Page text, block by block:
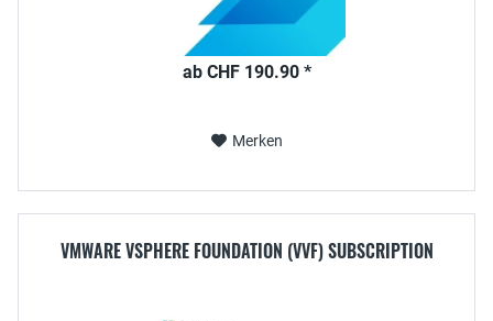
ab CHF 190.90 *
Merken
VMWARE VSPHERE FOUNDATION (VVF) SUBSCRIPTION